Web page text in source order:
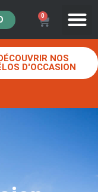
0
DÉCOUVRIR NOS
D'OCCASION